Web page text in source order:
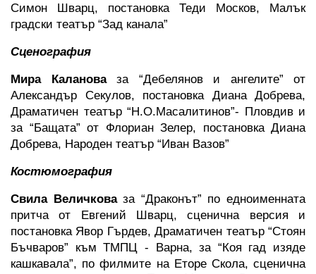
Симон Шварц, постановка Теди Москов, Малък
градски театър “Зад канала”
Сценография
Мира Каланова за “Дебелянов и ангелите” от
Александър Секулов, постановка Диана Добрева,
Драматичен театър “Н.О.Масалитинов”- Пловдив и
за “Бащата” от Флориан Зелер, постановка Диана
Добрева, Народен театър “Иван Вазов”
Костюмография
Свила Величкова за “Драконът” по едноименната
притча от Евгений Шварц, сценична версия и
постановка Явор Гърдев, Драматичен театър “Стоян
Бъчваров” към ТМПЦ - Варна, за “Коя гад изяде
кашкавала”, по филмите на Еторе Скола, сценична